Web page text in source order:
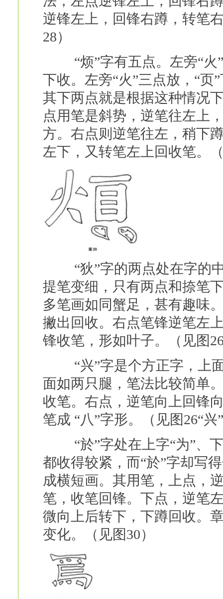
逆锋左上，回锋右蹲，转笔
28）
“烦”字有五点。左旁“火”
下收。左旁“火”三点放，“
其下两点就是根据这种情况
点用笔是斜势，逆笔往左上
方。右点则逆笔往左，稍下
左下，又转笔左上回收笔。
“狄”字的两点处在字的中
提笔变细，只有两点和捺笔
多笔画如同蟹足，甚有趣味
撇出回收。右点笔锋逆笔左
锋收笔，形如叶子。（见图
“兴”字是个方正字，上面
面如两只腿，笔法比较简单
收笔。右点，逆笔向上回锋
笔成 “八”字形。（见图26“兴
“於”字处在上字“为”、下
都收得较紧，而“於”字却写
成横短画。其用笔，上点，
笔，收笔回锋。下点，逆笔
微向上后转下，下蹲回收。
变化。（见图30）